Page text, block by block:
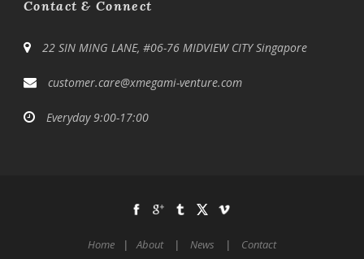
Contact & Connect
22 SIN MING LANE, #06-76 MIDVIEW CITY Singapore
customer.care@xmegami-venture.com
Everyday 9:00-17:00
Home | About | News | Contact